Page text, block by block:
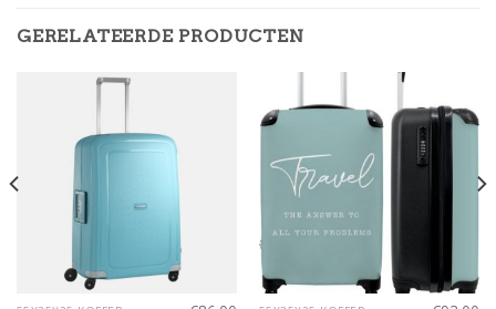
GERELATEERDE PRODUCTEN